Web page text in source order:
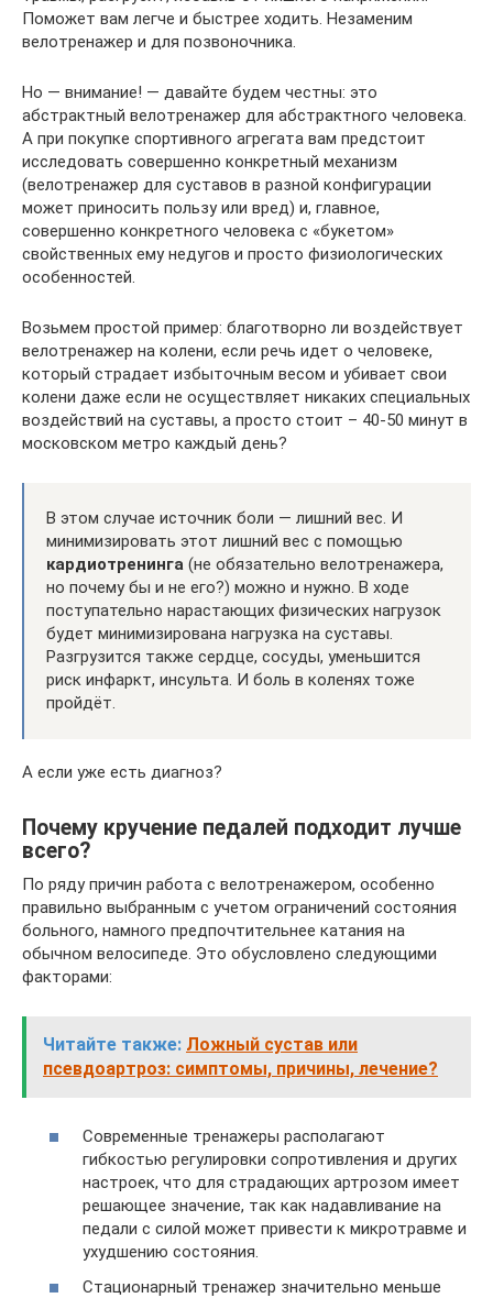
Поможет вам легче и быстрее ходить. Незаменим
велотренажер и для позвоночника.
Но — внимание! — давайте будем честны: это
абстрактный велотренажер для абстрактного человека.
А при покупке спортивного агрегата вам предстоит
исследовать совершенно конкретный механизм
(велотренажер для суставов в разной конфигурации
может приносить пользу или вред) и, главное,
совершенно конкретного человека с «букетом»
свойственных ему недугов и просто физиологических
особенностей.
Возьмем простой пример: благотворно ли воздействует
велотренажер на колени, если речь идет о человеке,
который страдает избыточным весом и убивает свои
колени даже если не осуществляет никаких специальных
воздействий на суставы, а просто стоит – 40-50 минут в
московском метро каждый день?
В этом случае источник боли — лишний вес. И
минимизировать этот лишний вес с помощью
кардиотренинга (не обязательно велотренажера,
но почему бы и не его?) можно и нужно. В ходе
поступательно нарастающих физических нагрузок
будет минимизирована нагрузка на суставы.
Разгрузится также сердце, сосуды, уменьшится
риск инфаркт, инсульта. И боль в коленях тоже
пройдёт.
А если уже есть диагноз?
Почему кручение педалей подходит лучше
всего?
По ряду причин работа с велотренажером, особенно
правильно выбранным с учетом ограничений состояния
больного, намного предпочтительнее катания на
обычном велосипеде. Это обусловлено следующими
факторами:
Читайте также: Ложный сустав или
псевдоартроз: симптомы, причины, лечение?
Современные тренажеры располагают
гибкостью регулировки сопротивления и других
настроек, что для страдающих артрозом имеет
решающее значение, так как надавливание на
педали с силой может привести к микротравме и
ухудшению состояния.
Стационарный тренажер значительно меньше